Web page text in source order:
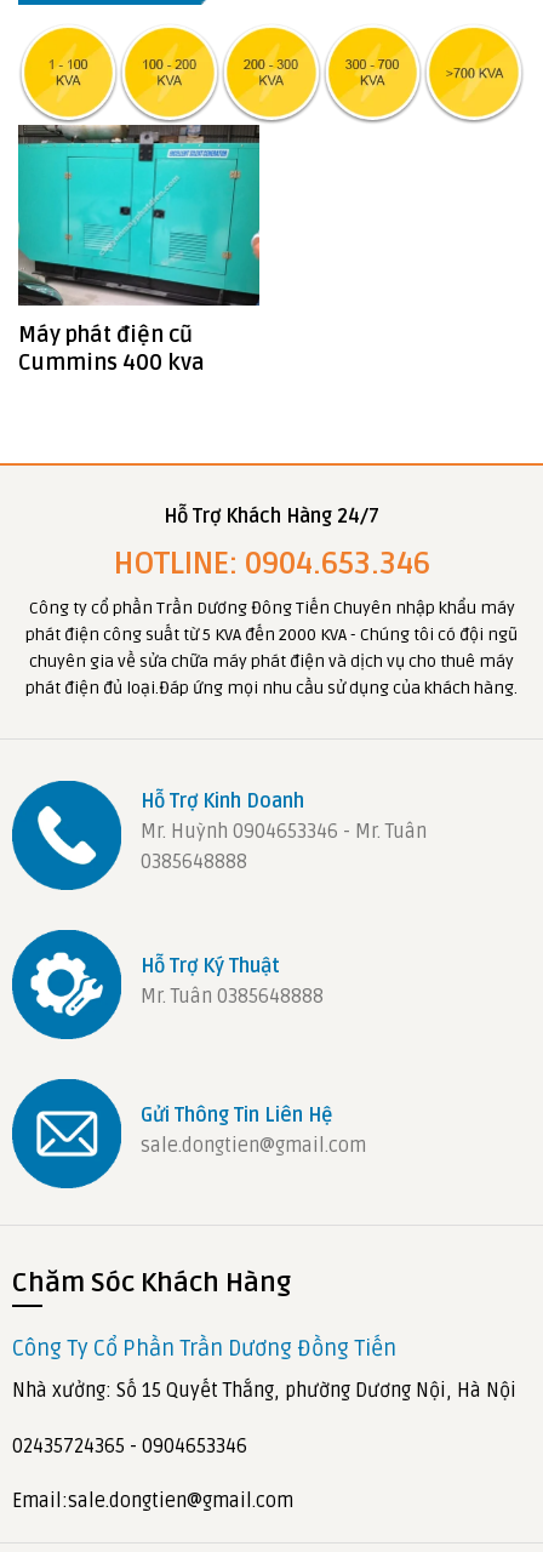
Máy phát điện cũ
Cummins 400 kva
Hỗ Trợ Khách Hàng 24/7
HOTLINE: 0904.653.346
Công ty cổ phần Trần Dương Đông Tiến Chuyên nhập khẩu máy
phát điện công suất từ 5 KVA đến 2000 KVA - Chúng tôi có đội ngũ
chuyên gia về sửa chữa máy phát điện và dịch vụ cho thuê máy
phát điện đủ loại.Đáp ứng mọi nhu cầu sử dụng của khách hàng.
Hỗ Trợ Kinh Doanh
Mr. Huỳnh 0904653346 - Mr. Tuân
0385648888
Hỗ Trợ Ký Thuật
Mr. Tuân 0385648888
Gửi Thông Tin Liên Hệ
sale.dongtien@gmail.com
Chăm Sóc Khách Hàng
Công Ty Cổ Phần Trần Dương Đồng Tiến
Nhà xưởng: Số 15 Quyết Thắng, phường Dương Nội, Hà Nội
02435724365 - 0904653346
Email:sale.dongtien@gmail.com